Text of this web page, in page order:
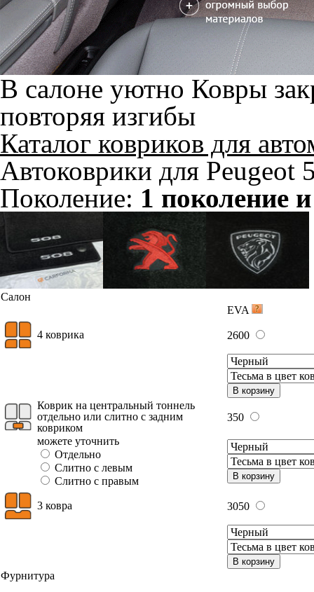
В салоне уютно Ковры
повторяя изгибы
Каталог ковриков для
Автоковрики для Peugeot
Поколение: 1 поколение
Салон
EVA
4 коврика 2600
В корзину
Коврик на центральный тоннель
отдельно или слитно с задним
ковриком
350
можете уточнить
Отдельно
Слитно с левым
Слитно с правым
В корзину
3 ковра 3050
В корзину
Фурнитура